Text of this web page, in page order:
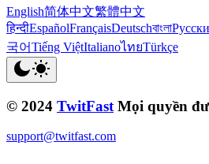
English简体中文繁體中文
हिन्दीEspañolFrançaisDeutschবাংলা
국어Tiếng ViệtItalianoไทยTürkçe
© 2024 TwitFast Mọi quyền
support@twitfast.com